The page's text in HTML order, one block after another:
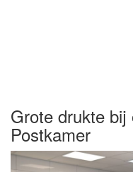
Grote drukte
Postkamer